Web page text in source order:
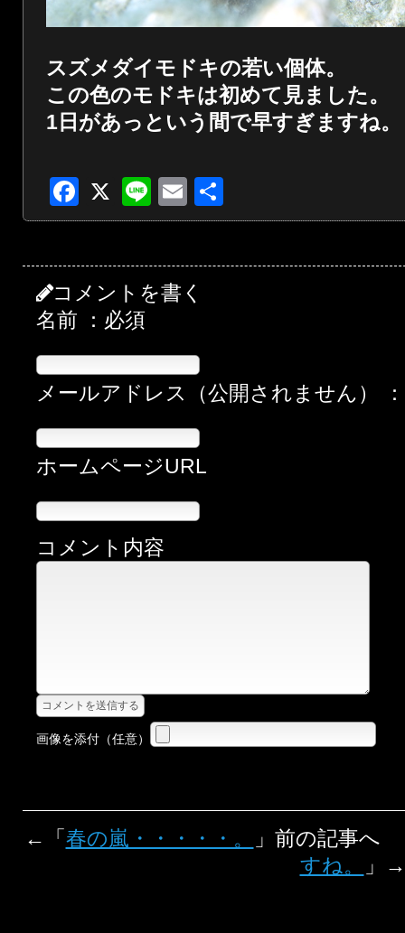
スズメダイモドキの若い個体。
この色のモドキは初めて見ました。
1日があっという間で早すぎますね。
Facebook
X LineEmail
有
コメントを書く
名前 ：必須
メールアドレス（公開されません）
ホームページURL
コメント内容
画像を添付（任意）
←「 春の嵐・・・・・。
」前の記事
すね。
」→